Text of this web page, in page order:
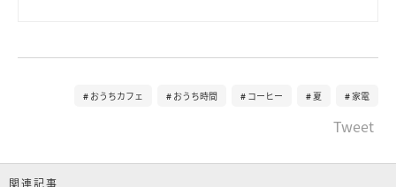
おうちカフェ おうち時間 コーヒー 夏 家電
Tweet
関連記事